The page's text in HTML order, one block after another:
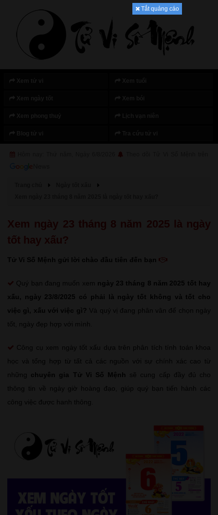
Tắt quảng cáo
Xem ngày 23 tháng 8 năm 2025 là ngày
tốt hay xấu?
Tử Vi Số Mệnh gửi lời chào đầu tiên đến bạn
Quý bạn đang muốn xem ngày 23 tháng 8 năm 2025 tốt hay
xấu, ngày 23/8/2025 có phải là ngày tốt không và tốt cho
việc gì, xấu với việc gì? Và quý vị đang phân vân để chọn ngày
tốt, ngày đẹp hợp với mình.
Công cụ xem ngày tốt xấu dựa trên phân tích tính toán khoa
học và tổng hợp từ tất cả các nguồn với sự chính xác cao từ
những chuyên gia Tử Vi Số Mệnh
sẽ cung cấp đầy đủ cho
thông tin về ngày giờ hoàng đạo, giúp quý bạn tiến hành các
công việc được hanh thông.